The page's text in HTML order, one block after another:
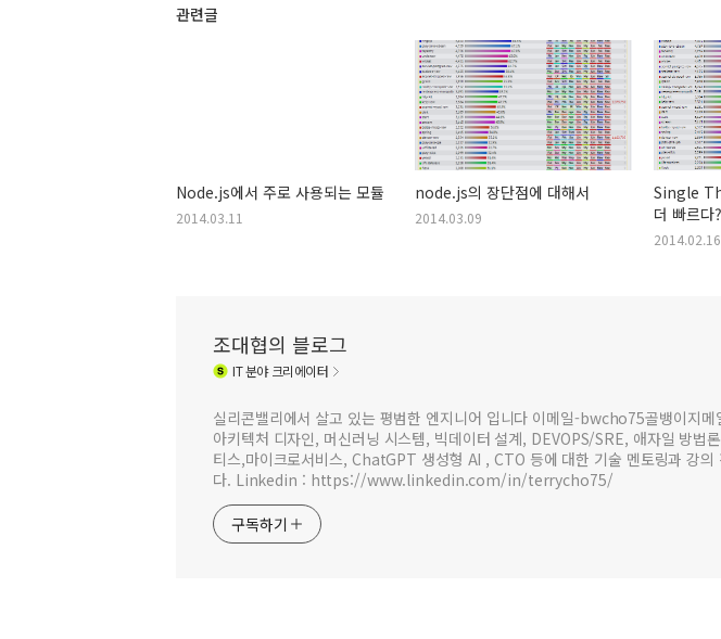
관련글
Node.js에서 주로 사용되는 모듈
2014.03.11
node.js의 장단점에 대해서
2014.03.09
Single
더 빠르
2014.02.16
조대협의 블로그
IT분야 크리에이터
실리콘밸리에서 살고 있는 평범한 엔지니어 입니다 이메일-bwcho75골뱅이지메
아키텍처 디자인, 머신러닝 시스템, 빅데이터 설계, DEVOPS/SRE, 애자일 방법
티스,마이크로서비스, ChatGPT 생성형 AI , CTO 등에 대한 기술 멘토링과 강의
다. Linkedin : https://www.linkedin.com/in/terrycho75/
구독하기